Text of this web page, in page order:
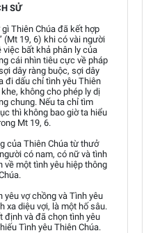
SỬ
Thiên Chúa đã kết hợp
(Mt 19, 6) khi có vài người
bất khả phân ly của
cái nhìn tiêu cực về pháp
dây ràng buộc, sợi dây
đi dấu chỉ tình yêu Thiên
không cho phép ly dị
chung. Nếu ta chỉ tìm
thì không bao giờ ta hiểu
Mt 19, 6.
của Thiên Chúa từ thưở
có nam, có nữ và tình
về một tình yêu hiệp thông
yêu vợ chồng và Tình yêu
xa diệu vợi, là một hố sâu.
định và đã chọn tình yêu
Tình yêu Thiên Chúa.